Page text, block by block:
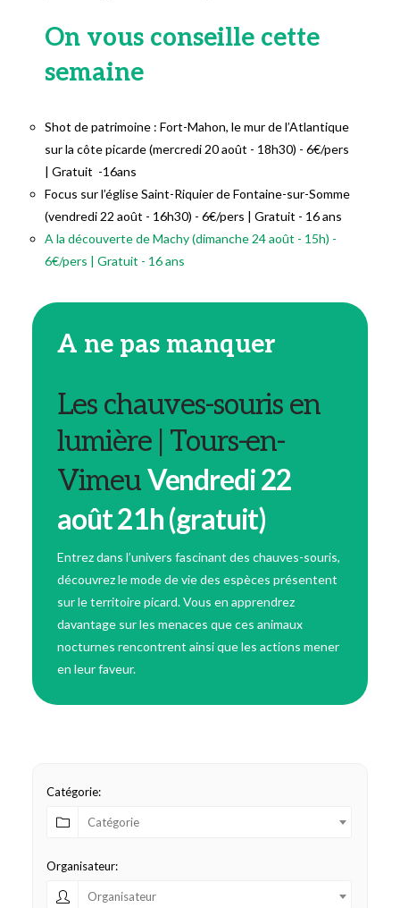
On vous conseille cette
semaine
Shot de patrimoine : Fort-Mahon, le mur de l’Atlantique
sur la côte picarde (mercredi 20 août - 18h30) - 6€/pers
| Gratuit -16ans
Focus sur l’église Saint-Riquier de Fontaine-sur-Somme
(vendredi 22 août - 16h30) - 6€/pers | Gratuit - 16 ans
A la découverte de Machy (dimanche 24 août - 15h) -
6€/pers | Gratuit - 16 ans
A ne pas manquer
Les chauves-souris en
lumière | Tours-en-
VimeuVendredi 22
août 21h (gratuit)
Entrez dans l’univers fascinant des chauves-souris,
découvrez le mode de vie des espèces présentent
sur le territoire picard. Vous en apprendrez
davantage sur les menaces que ces animaux
nocturnes rencontrent ainsi que les actions mener
en leur faveur.
Catégorie:
Catégorie
Organisateur:
Organisateur